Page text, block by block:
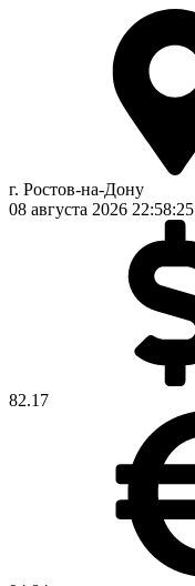
г. Ростов-на-Дону
08 августа 2026 22:58:26
82.17